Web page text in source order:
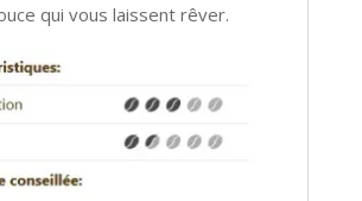
qui vous laissent rêver.